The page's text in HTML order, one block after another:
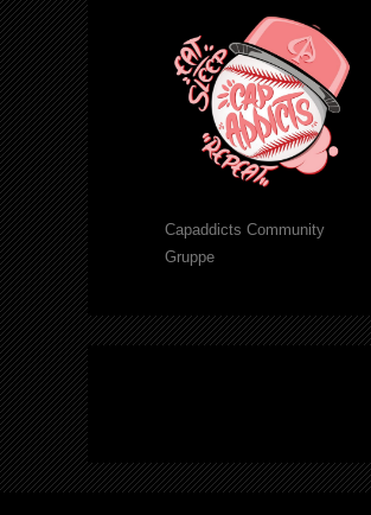
Capaddicts Community
Gruppe